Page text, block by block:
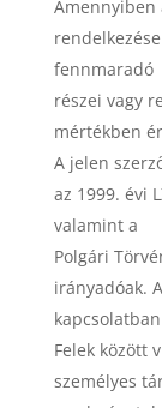
Amennyiben
fennmaradó
részei vagy
mértékben
A jelen
az 1999. évi
valamint a
Polgári
irányadóak.
Felek között
személyes